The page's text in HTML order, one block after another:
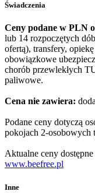
Świadczenia
Ceny podane w PLN
lub 14 rozpoczętych
ofertą), transfery,
obowiązkowe
chorób przewlekłych
paliwowe.
Cena nie zawiera:
Podane ceny dotyczą
pokojach 2-osobowych
Aktualne ceny
www.beefree.pl
Inne